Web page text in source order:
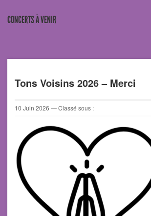
CONCERTS À VENIR
Tons Voisins 2026 – Merci
10 Juin 2026 — Classé sous :